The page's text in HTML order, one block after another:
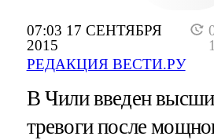
07:03 17 СЕНТЯБРЯ
2015
РЕДАКЦИЯ ВЕСТИ.РУ
В Чили введен
тревоги после